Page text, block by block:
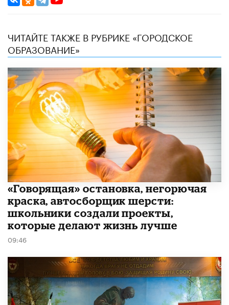
ЧИТАЙТЕ ТАКЖЕ В РУБРИКЕ «ГОРОДСКОЕ
ОБРАЗОВАНИЕ»
​«Говорящая» остановка, негорючая
краска, автосборщик шерсти:
школьники создали проекты,
которые делают жизнь лучше
09:46